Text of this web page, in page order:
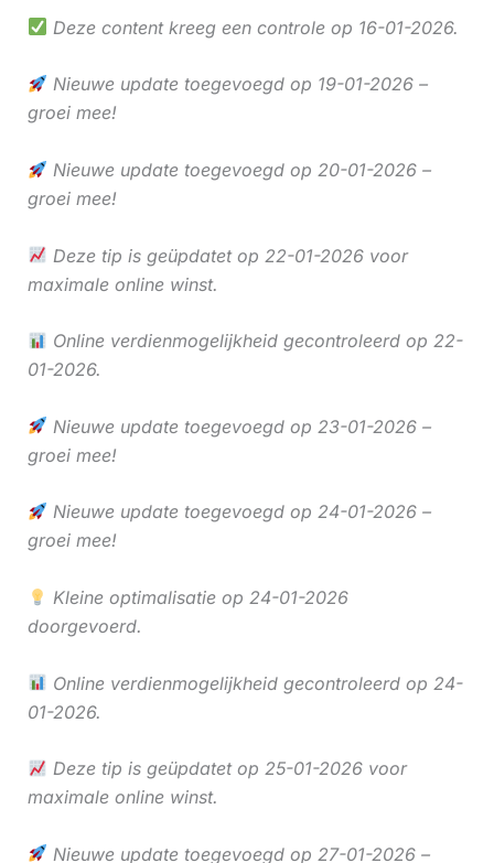
Deze content kreeg een controle op 16-01-2026.
Nieuwe update toegevoegd op 19-01-2026 –
groei mee!
Nieuwe update toegevoegd op 20-01-2026 –
groei mee!
Deze tip is geüpdatet op 22-01-2026 voor
maximale online winst.
Online verdienmogelijkheid gecontroleerd op 22-
01-2026.
Nieuwe update toegevoegd op 23-01-2026 –
groei mee!
Nieuwe update toegevoegd op 24-01-2026 –
groei mee!
Kleine optimalisatie op 24-01-2026
doorgevoerd.
Online verdienmogelijkheid gecontroleerd op 24-
01-2026.
Deze tip is geüpdatet op 25-01-2026 voor
maximale online winst.
Nieuwe update toegevoegd op 27-01-2026 –